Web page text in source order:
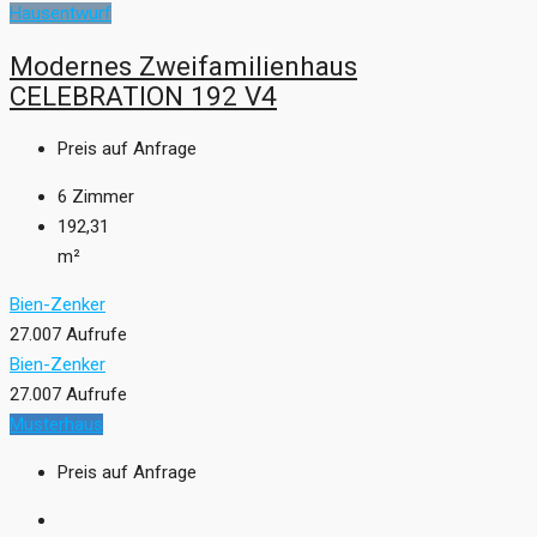
Hausentwurf
Modernes Zweifamilienhaus
CELEBRATION 192 V4
Preis auf Anfrage
6 Zimmer
192,31
m²
Bien-Zenker
27.007 Aufrufe
Bien-Zenker
27.007 Aufrufe
Musterhaus
Preis auf Anfrage